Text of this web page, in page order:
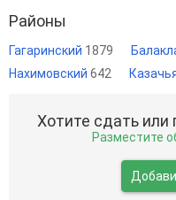
Районы
Гагаринский 1879
Нахимовский 642
Хотите сдать
Разместите